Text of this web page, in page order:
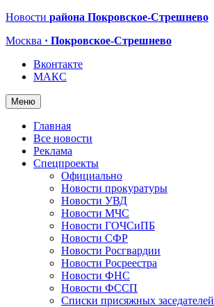
Новости района Покровское-Стрешнево
Москва · Покровское-Стрешнево
Вконтакте
МАКС
Меню
Главная
Все новости
Реклама
Спецпроекты
Официально
Новости прокуратуры
Новости УВД
Новости МЧС
Новости ГОЧСиПБ
Новости СФР
Новости Росгвардии
Новости Росреестра
Новости ФНС
Новости ФССП
Списки присяжных заседателей